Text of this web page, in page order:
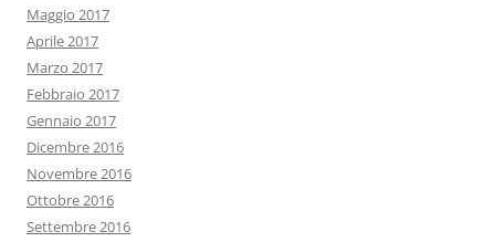
Maggio 2017
Aprile 2017
Marzo 2017
Febbraio 2017
Gennaio 2017
Dicembre 2016
Novembre 2016
Ottobre 2016
Settembre 2016